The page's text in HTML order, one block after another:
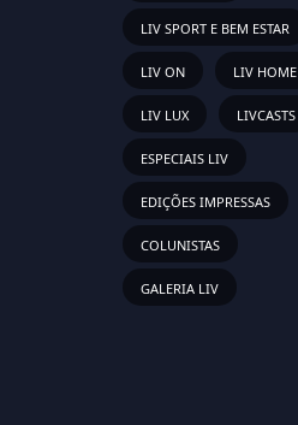
LIV SPORT E BEM ESTAR
LIV ON LIV HOME
LIV LUX LIVCASTS
ESPECIAIS LIV
EDIÇÕES IMPRESSAS
COLUNISTAS
GALERIA LIV